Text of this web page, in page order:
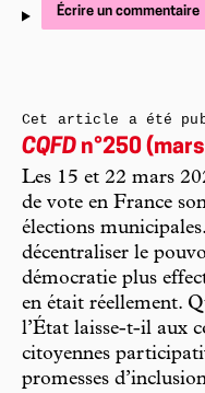
Écrire un commentaire
Cet article a été
CQFD n°250
Les 15 et 22 mars
de vote en France
élections
décentraliser le
démocratie plus
en était réellement.
l’État laisse-t-il aux
citoyennes
promesses